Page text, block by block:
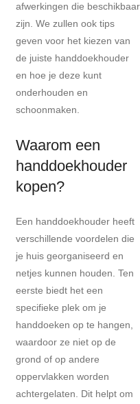
afwerkingen die beschikbaar
zijn. We zullen ook tips
geven voor het kiezen van
de juiste handdoekhouder
en hoe je deze kunt
onderhouden en
schoonmaken.
Waarom een
handdoekhouder
kopen?
Een handdoekhouder heeft
verschillende voordelen die
je huis georganiseerd en
netjes kunnen houden. Ten
eerste biedt het een
specifieke plek om je
handdoeken op te hangen,
waardoor ze niet op de
grond of op andere
oppervlakken worden
achtergelaten. Dit helpt om